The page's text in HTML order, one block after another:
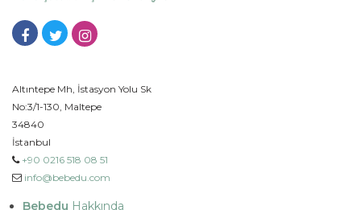
Altıntepe Mh, İstasyon Yolu Sk
No:3/1-130, Maltepe
34840
İstanbul
+90 0216 518 08 51
info@bebedu.com
Bebedu Hakkında